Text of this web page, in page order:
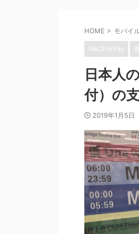
HOME > モバイ
WeChatPay
日本人
付）の
2019年1月5日